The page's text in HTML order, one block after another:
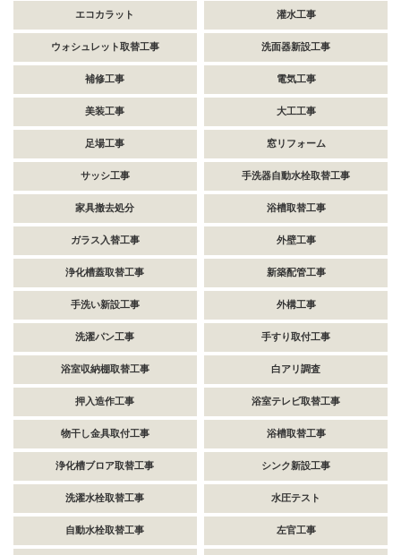
エコカラット 灌水工事
ウォシュレット取替工事 洗面器新設工事
補修工事 電気工事
美装工事 大工工事
足場工事 窓リフォーム
サッシ工事 手洗器自動水栓取替工事
家具撤去処分 浴槽取替工事
ガラス入替工事 外壁工事
浄化槽蓋取替工事 新築配管工事
手洗い新設工事 外構工事
洗濯パン工事 手すり取付工事
浴室収納棚取替工事 白アリ調査
押入造作工事 浴室テレビ取替工事
物干し金具取付工事 浴槽取替工事
浄化槽ブロア取替工事 シンク新設工事
洗濯水栓取替工事 水圧テスト
自動水栓取替工事 左官工事